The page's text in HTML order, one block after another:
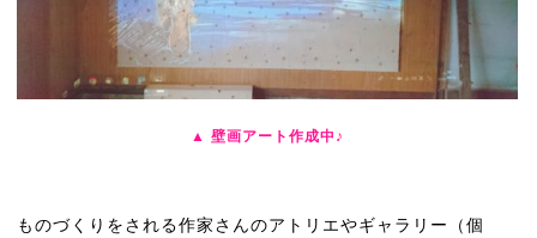
▲ 壁画アート作成中♪
ものづくりをされる作家さんのアトリエやギャラリー（個